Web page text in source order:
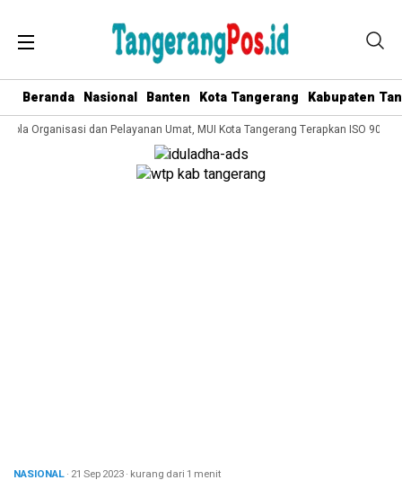
Beranda Nasional Banten Kota Tangerang Kabupaten
Organisasi dan Pelayanan Umat, MUI Kota Tangerang Terapkan ISO
NASIONAL· 21 Sep 2023· kurang dari 1 menit